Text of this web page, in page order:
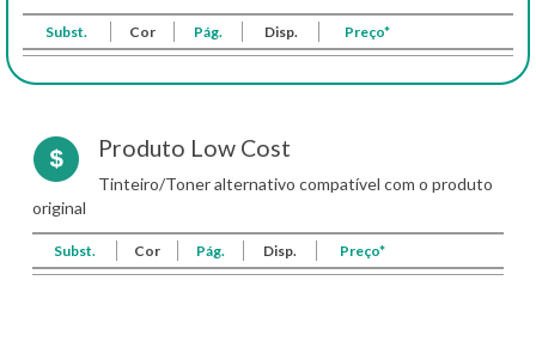
Subst. Cor Pág. Disp. Preço*
Produto Low Cost
Tinteiro/Toner alternativo compatível com o produto
original
Subst. Cor Pág. Disp. Preço*